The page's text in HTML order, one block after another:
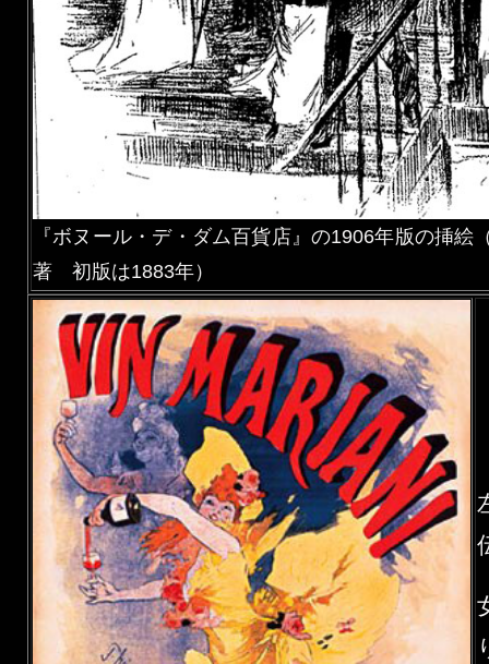
『ボヌール・デ・ダム百貨店』の1906年版の挿絵
著 初版は1883年）